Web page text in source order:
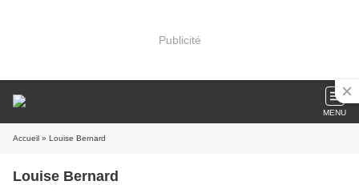
Publicité
MENU
Accueil » Louise Bernard
Louise Bernard